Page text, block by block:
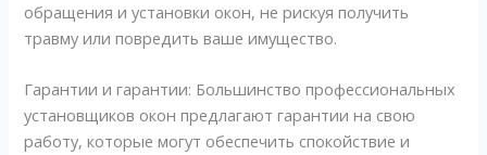
обращения и установки окон, не рискуя получить
травму или повредить ваше имущество.
Гарантии и гарантии: Большинство профессиональных
установщиков окон предлагают гарантии на свою
работу, которые могут обеспечить спокойствие и